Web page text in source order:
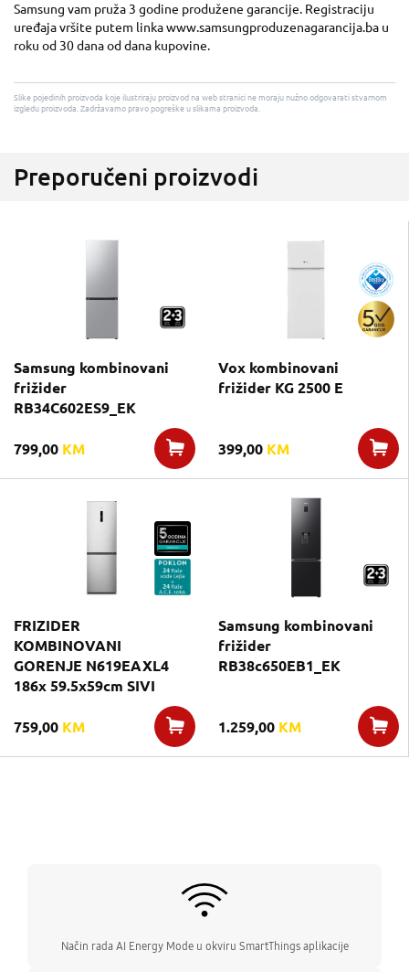
Samsung vam pruža 3 godine produžene garancije. Registraciju
uređaja vršite putem linka www.samsungproduzenagarancija.ba u
roku od 30 dana od dana kupovine.
Slike pojedinih proizvoda koje ilustriraju proizvod na web stranici ne moraju nužno odgovarati stvarnom
izgledu proizvoda. Zadržavamo pravo pogreške u slikama proizvoda.
Preporučeni proizvodi
Samsung kombinovani
frižider
RB34C602ES9_EK
799,00 KM
Vox kombinovani
frižider KG 2500 E
399,00 KM
FRIZIDER
KOMBINOVANI
GORENJE N619EAXL4
186x 59.5x59cm SIVI
759,00 KM
Samsung kombinovani
frižider
RB38c650EB1_EK
1.259,00 KM
Način rada AI Energy Mode u okviru SmartThings aplikacije